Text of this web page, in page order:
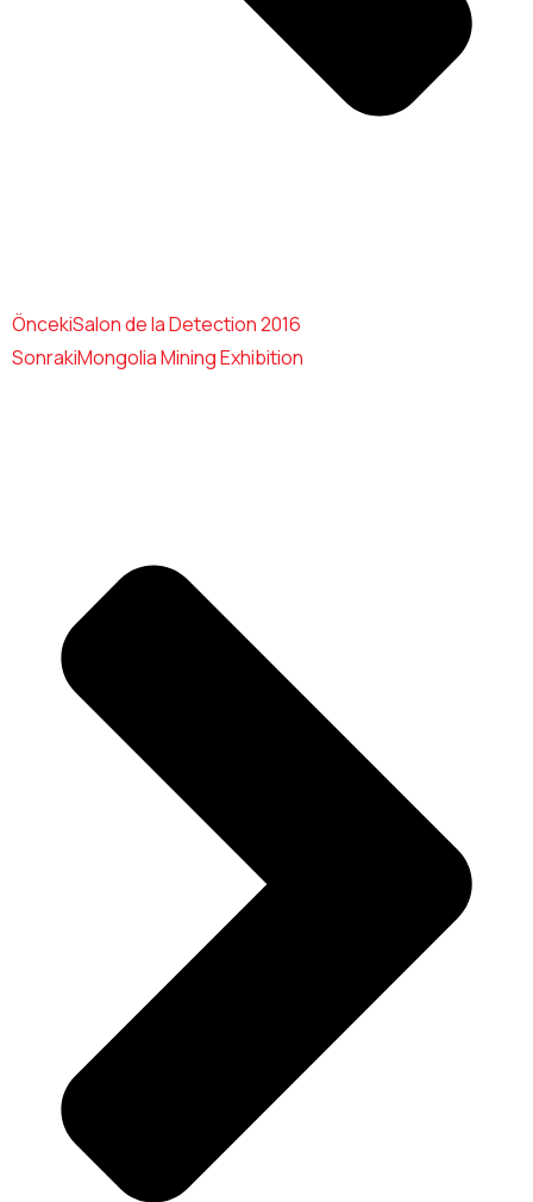
ÖncekiSalon de la Detection 2016
SonrakiMongolia Mining Exhibition